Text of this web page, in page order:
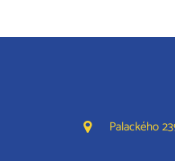
Palackého